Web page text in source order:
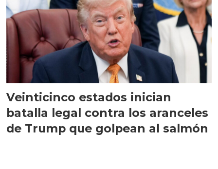
Veinticinco estados inician
batalla legal contra los aranceles
de Trump que golpean al salmón